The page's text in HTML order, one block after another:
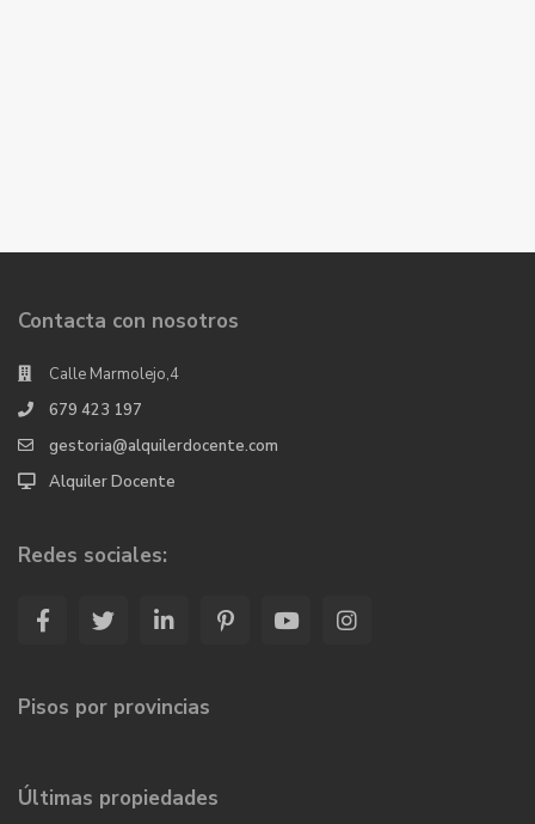
Contacta con nosotros
Calle Marmolejo,4
679 423 197
gestoria@alquilerdocente.com
Alquiler Docente
Redes sociales:
Pisos por provincias
Últimas propiedades